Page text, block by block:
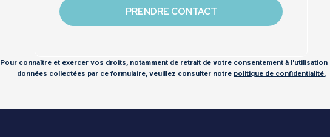
Pour connaître et exercer vos droits, notamment de retrait de votre consentement à l'utilisation
données collectées par ce formulaire, veuillez consulter notre politique de confidentialité.